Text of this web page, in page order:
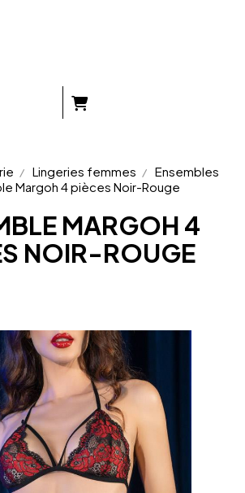
Lingeries femmes
Ensembles
Margoh 4 pièces Noir-Rouge
MARGOH 4
NOIR-ROUGE